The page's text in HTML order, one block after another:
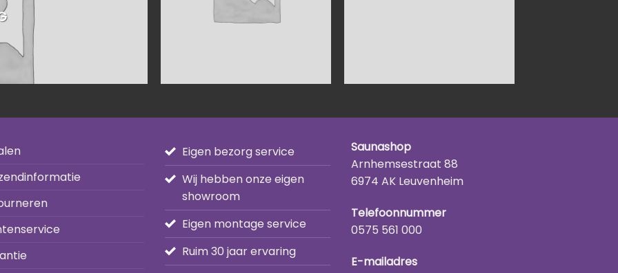
Eigen bezorg service
Wij hebben onze eigen
showroom
Eigen montage service
Ruim 30 jaar ervaring
Saunashop
Arnhemsestraat 88
6974 AK Leuvenheim
Telefoonnummer
0575 561 000
E-mailadres